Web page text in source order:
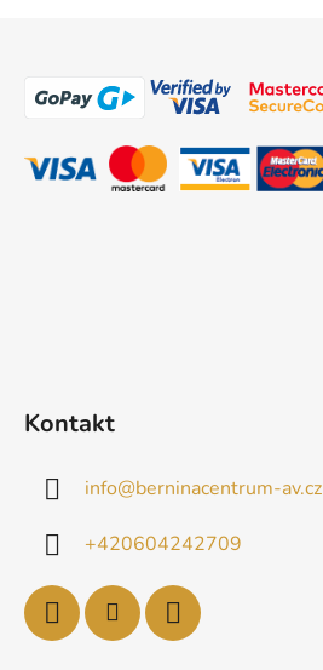
Kontakt
info@berninacentrum-av.cz
+420604242709